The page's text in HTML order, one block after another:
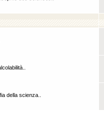
della scienza..